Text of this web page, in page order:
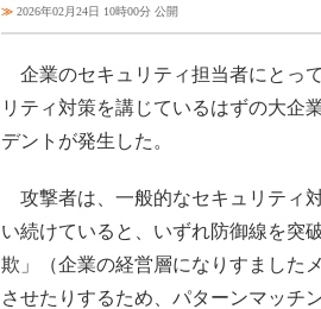
≫ 2026年02月24日 10時00分 公開
企業のセキュリティ担当者にとっ
リティ対策を講じているはずの大企
デントが発生した。
攻撃者は、一般的なセキュリティ
い続けていると、いずれ防御線を突
欺」（企業の経営層になりすました
させたりするため、パターンマッチ